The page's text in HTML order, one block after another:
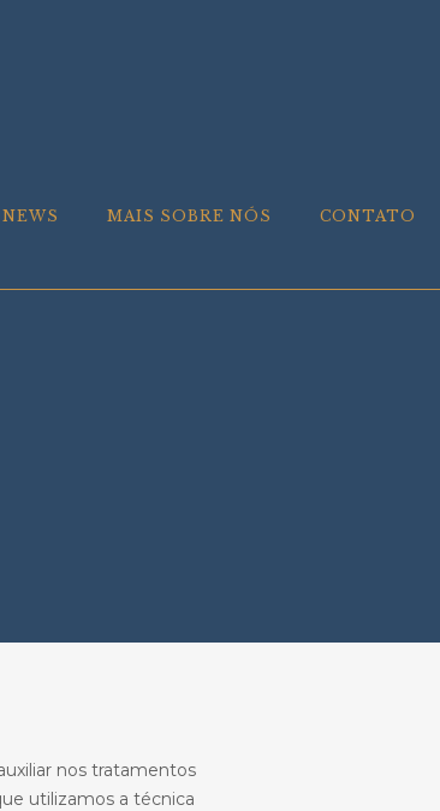
NEWS MAIS SOBRE NÓS CONTATO
nos tratamentos
utilizamos a técnica